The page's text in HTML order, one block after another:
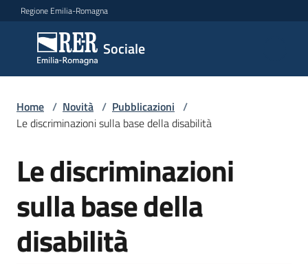
Vai al contenuto
Vai alla navigazione
Vai al footer
Regione Emilia-Romagna
Sociale
Sociale
Argomenti
Novità
Servizi
Leggi
Home / Novità / Pubblicazioni /
Le discriminazioni sulla base della disabilità
Salta al contenuto
Le discriminazioni
sulla base della
disabilità